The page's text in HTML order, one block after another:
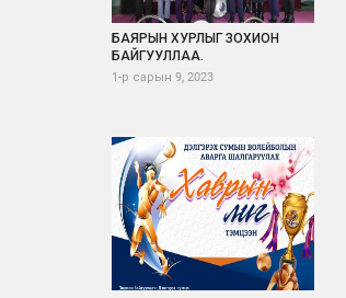
БАЯРЫН ХУРЛЫГ ЗОХИОН
БАЙГУУЛЛАА.
1-р сарын 9, 2023